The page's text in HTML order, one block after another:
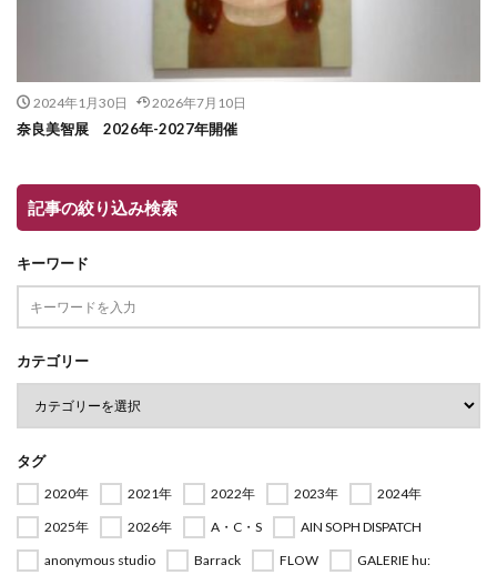
2024年1月30日 2026年7月10日
奈良美智展 2026年-2027年開催
記事の絞り込み検索
キーワード
カテゴリー
タグ
2020年 2021年 2022年 2023年
2024年
2025年
2026年 A・C・S
AIN SOPH DISPATCH
anonymous studio
Barrack FLOW
GALERIE hu: